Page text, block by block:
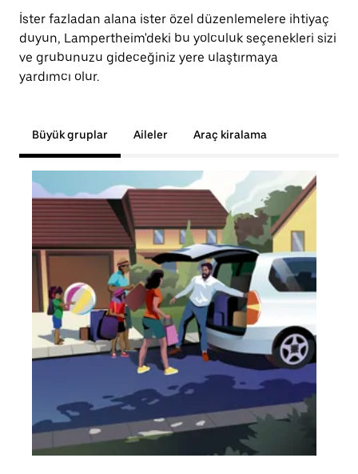
İster fazladan alana ister özel düzenlemelere ihtiyaç
duyun, Lampertheim'deki bu yolculuk seçenekleri sizi
ve grubunuzu gideceğiniz yere ulaştırmaya
yardımcı olur.
Büyük gruplar Aileler Araç kiralama